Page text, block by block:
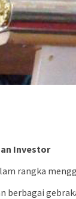
Investor
rangka
berbagai